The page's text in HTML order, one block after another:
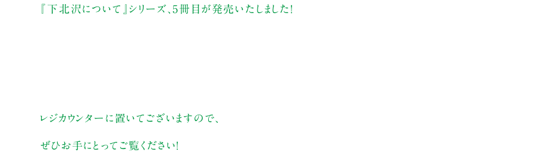
『下北沢について』シリーズ、5冊目が発売いたしました！
レジカウンターに置いてございますので、
ぜひお手にとってご覧ください！